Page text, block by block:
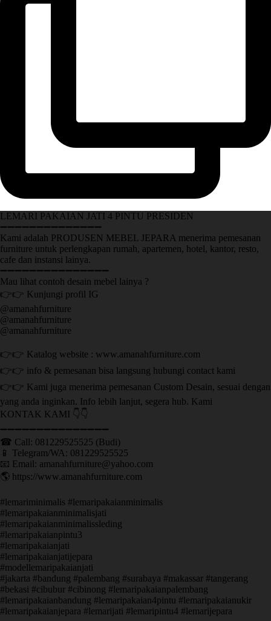
LEMARI PAKAIAN JATI 4 PINTU PRESIDEN
➖➖➖➖➖➖➖➖➖➖➖➖➖➖
Kami adalah PRODUSEN MEBEL JEPARA menerima pemesanan
furniture untuk perlengkapan rumah, apartemen, hotel, kantor, resto,
cafe dan instansi lainya.
➖➖➖➖➖➖➖➖➖➖➖➖➖➖➖
Mau lihat contoh desain mebel lainya ?
👉👉 Kunjungi profil IG
@amanahfurniture
@amanahfurniture
@amanahfurniture
👉👉 Katalog website : www.amanahfurniture.com
👉👉 info & pemesanan bisa langsung hubungi contact kami
👉👉 Kami juga menerima pemesanan Custom Desain, sesuai dengan
yang anda inginkan. Info lebih lanjut, segera hub. Kami
KONTAK KAMI 👇👇
➖➖➖➖➖➖➖➖➖➖➖➖➖➖➖ ㅤ
☎ Call: 081229525525 (Budi)
📱 Telegram/WA: 081229525525
📧 Email: amanahfurniture@yahoo.com
🌎 https://www.amanahfurniture.com
#lemariminimalis #lemaripakaianminimalis
#lemaripakaianminimalisjati
#lemaripakaianminimalissleding
#lemaripakaianpintu3
#lemaripakaianjati
#lemaripakaianjatijepara
#modellemaripakaianjati
#jakarta #bandung #palembang #surabaya #makassar #tangerang
#bekasi #cibubur #cibinong #lemaripakaianpalembang
#lemaripakaianbandung #lemaripakaian4pintu #lemaripakaianukir
#lemaripakaianjepara #lemarijati #lemaripintu4 #lemarijepara